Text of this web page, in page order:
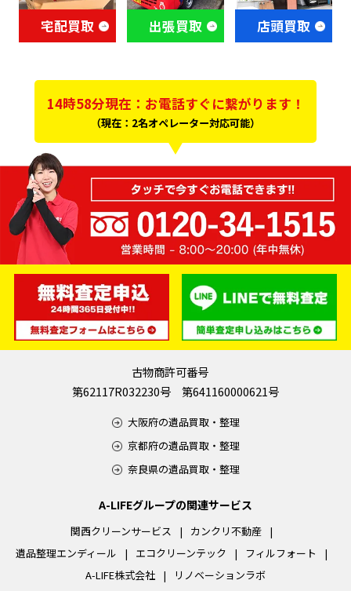
宅配買取 出張買取 店頭買取
14時58分現在：お電話すぐに繋がります！
（現在：2名オペレーター対応可能）
古物商許可番号
第62117R032230号 第641160000621号
大阪府の遺品買取・整理
京都府の遺品買取・整理
奈良県の遺品買取・整理
A-LIFEグループの関連サービス
関西クリーンサービス
カンクリ不動産
遺品整理エンディール
エコクリーンテック
フィルフォート
A-LIFE株式会社
リノベーションラボ